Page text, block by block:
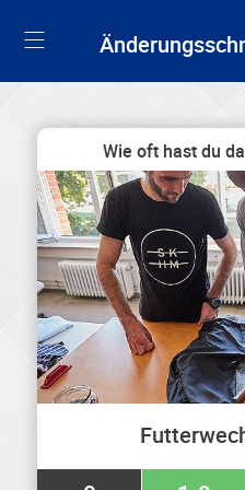
Wie oft hast du